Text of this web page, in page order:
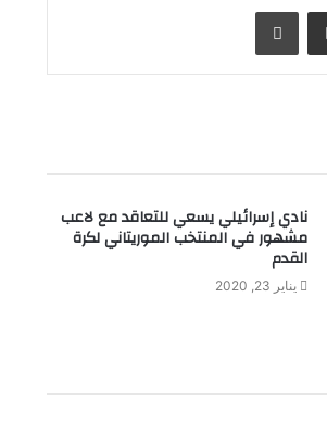
مشاركة عبر البريد طباعة
نادي إسرائيلي يسعي للتعاقد مع لاعب
مشهور في المنتخب الموريتاني لكرة
القدم
يناير 23, 2020